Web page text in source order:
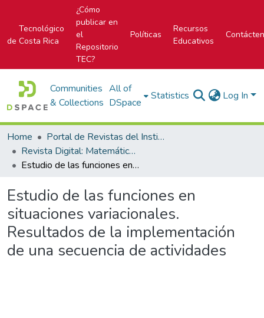
Tecnológico
de Costa Rica
¿Cómo
publicar en
el
Repositorio
TEC?
Políticas
Recursos
Educativos
Communities
& Collections
All of
DSpace
Statistics Log In
Home
Portal de Revistas del Instituto Tecnológico de Costa Rica
Revista Digital: Matemática, Educación e Internet
Estudio de las funciones en situaciones variacionales. Resultados de la implementación de una secuencia de actividades
Estudio de las funciones en
situaciones variacionales.
Resultados de la implementación
de una secuencia de actividades